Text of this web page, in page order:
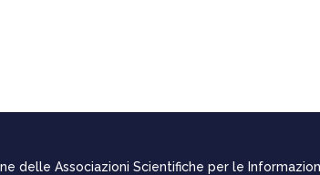
delle Associazioni Scientifiche per le